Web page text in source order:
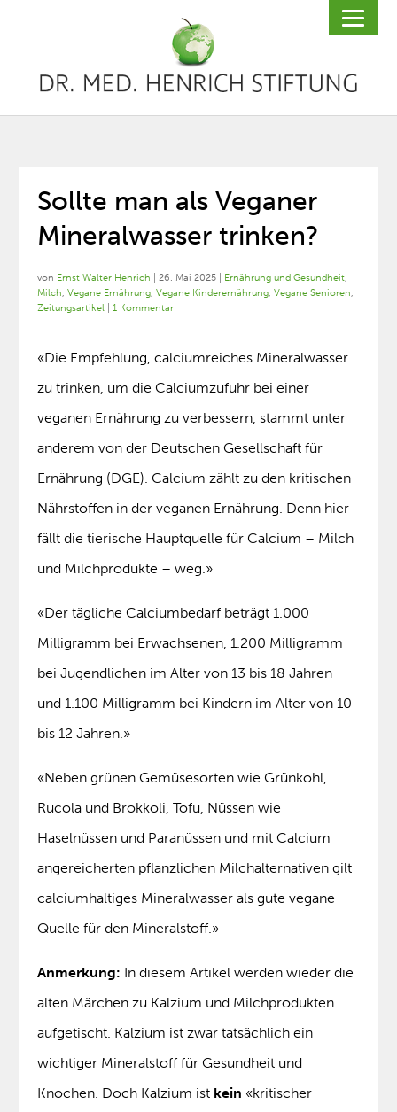
Sollte man als Veganer
Mineralwasser trinken?
von Ernst Walter Henrich |26. Mai 2025 Ernährung und Gesundheit,
Milch,Vegane Ernährung,Vegane Kinderernährung,Vegane Senioren,
Zeitungsartikel |1 Kommentar
«Die Empfehlung, calciumreiches Mineralwasser
zu trinken, um die Calciumzufuhr bei einer
veganen Ernährung zu verbessern, stammt unter
anderem von der Deutschen Gesellschaft für
Ernährung (DGE). Calcium zählt zu den kritischen
Nährstoffen in der veganen Ernährung. Denn hier
fällt die tierische Hauptquelle für Calcium – Milch
und Milchprodukte – weg.»
«Der tägliche Calciumbedarf beträgt 1.000
Milligramm bei Erwachsenen, 1.200 Milligramm
bei Jugendlichen im Alter von 13 bis 18 Jahren
und 1.100 Milligramm bei Kindern im Alter von 10
bis 12 Jahren.»
«Neben grünen Gemüsesorten wie Grünkohl,
Rucola und Brokkoli, Tofu, Nüssen wie
Haselnüssen und Paranüssen und mit Calcium
angereicherten pflanzlichen Milchalternativen gilt
calciumhaltiges Mineralwasser als gute vegane
Quelle für den Mineralstoff.»
Anmerkung: In diesem Artikel werden wieder die
alten Märchen zu Kalzium und Milchprodukten
aufgetischt. Kalzium ist zwar tatsächlich ein
wichtiger Mineralstoff für Gesundheit und
Knochen. Doch Kalzium ist kein «kritischer